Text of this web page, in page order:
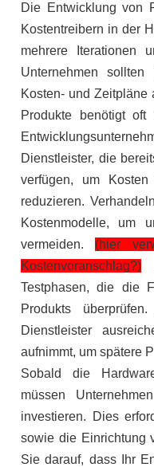
Die Entwicklung von
Kostentreibern in der
mehrere Iterationen
Unternehmen
Kosten- und Zeitpläne
Produkte benötigt
Dienstleister, die
verfügen, um
reduzieren.
Kostenmodelle, um
vermeiden. (hier
Kostenvoranschlag?)
Testphasen, die die
Produkts
Dienstleister
aufnimmt, um spätere
Sobald die
müssen
investieren. Dies
sowie die Einrichtung
Sie darauf, dass Ihr